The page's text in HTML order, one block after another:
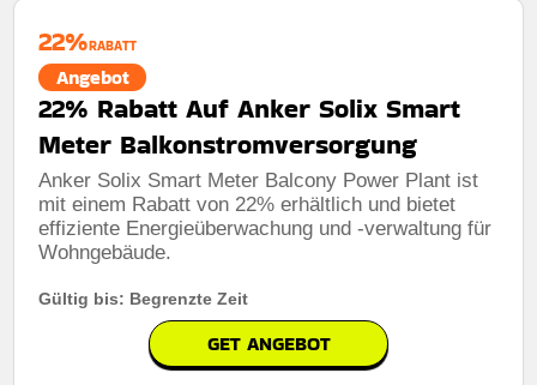
Berechtigung:
Art des Angebots:Zeitlich begrenztes angebot
Kumulierbar:Nicht mit anderen Aktionen kombinierbar
Bedingungen:Weitere Informationen finden Sie in den
Nutzungsbedingungen auf der Website des Händlers.
22%RABATT
Angebot
22% Rabatt Auf Anker Solix Smart
Meter Balkonstromversorgung
Anker Solix Smart Meter Balcony Power Plant ist
mit einem Rabatt von 22% erhältlich und bietet
effiziente Energieüberwachung und -verwaltung für
Wohngebäude.
Gültig bis: Begrenzte Zeit
GET ANGEBOT